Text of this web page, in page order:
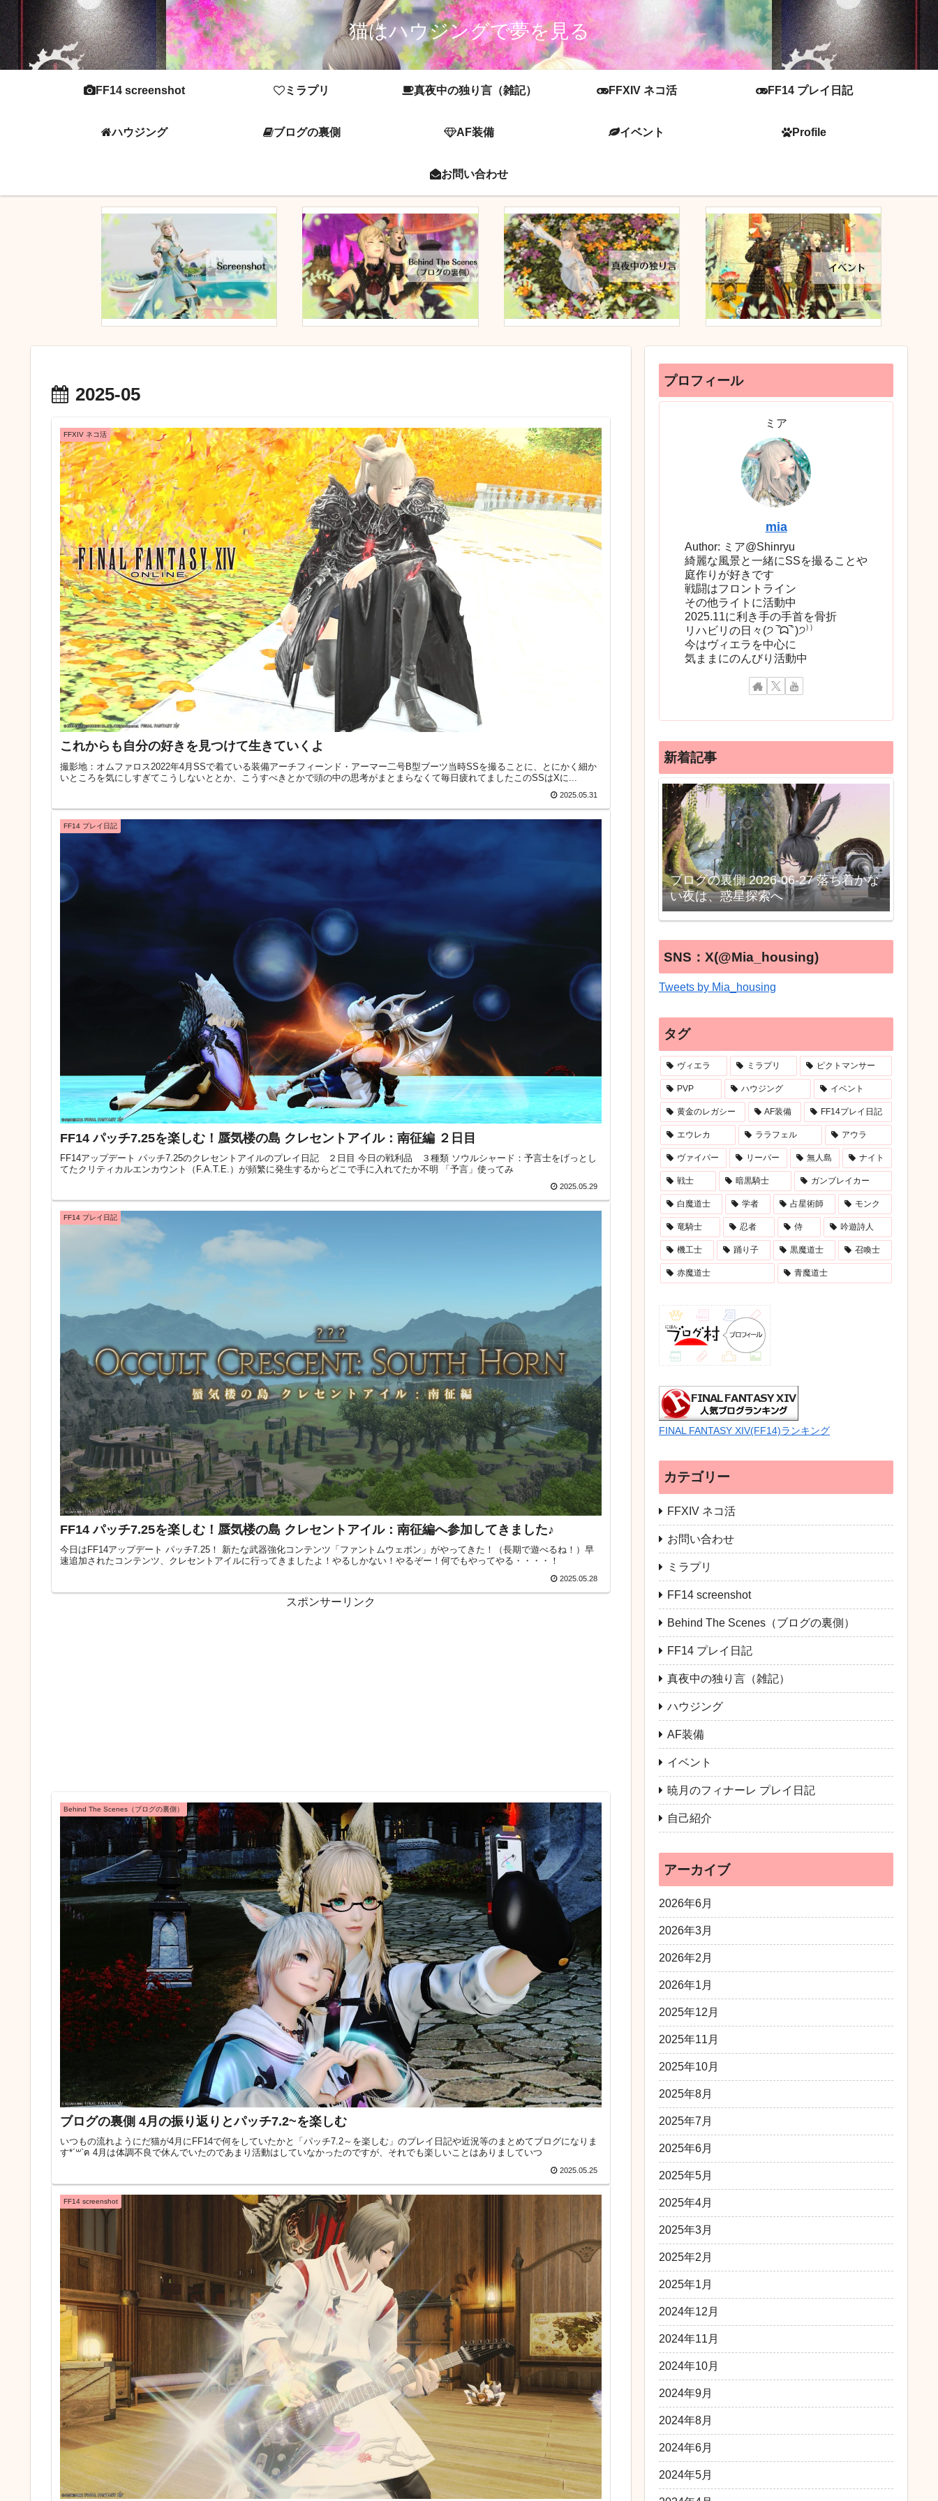
猫はハウジングで夢を見る
FF14 screenshot ミラプリ 真夜中の独り言（雑記） FFXIV ネコ活 FF14 プレイ日記
ハウジング ブログの裏側 AF装備 イベント Profile
お問い合わせ
2025-05
FFXIV ネコ活
これからも自分の好きを見つけて生きていくよ
撮影地：オムファロス2022年4月SSで着ている装備アーチフィーンド・アーマー二号B型ブーツ当時SSを撮ることに、とにかく細か
いところを気にしすぎてこうしないととか、こうすべきとかで頭の中の思考がまとまらなくて毎日疲れてましたこのSSはXに...
2025.05.31
FF14 プレイ日記
FF14 パッチ7.25を楽しむ！蜃気楼の島 クレセントアイル：南征編 ２日目
FF14アップデート パッチ7.25のクレセントアイルのプレイ日記 ２日目 今日の戦利品 ３種類 ソウルシャード：予言士をげっとし
てたクリティカルエンカウント（F.A.T.E.）が頻繁に発生するからどこで手に入れてたか不明 「予言」使ってみ
2025.05.29
FF14 プレイ日記
FF14 パッチ7.25を楽しむ！蜃気楼の島 クレセントアイル：南征編へ参加してきました♪
今日はFF14アップデート パッチ7.25！ 新たな武器強化コンテンツ「ファントムウェポン」がやってきた！（長期で遊べるね！）早
速追加されたコンテンツ、クレセントアイルに行ってきましたよ！やるしかない！やるぞー！何でもやってやる・・・・！
2025.05.28
スポンサーリンク
Behind The Scenes（ブログの裏側）
ブログの裏側 4月の振り返りとパッチ7.2~を楽しむ
いつもの流れようにだ猫が4月にFF14で何をしていたかと「パッチ7.2～を楽しむ」のプレイ日記や近況等のまとめてブログになりま
す*´꒳`ฅ 4月は体調不良で休んでいたのであまり活動はしていなかったのですが、それでも楽しいことはありましていつ
2025.05.25
FF14 screenshot
プロフィール
ミア
mia
Author: ミア@Shinryu
綺麗な風景と一緒にSSを撮ることや
庭作りが好きです
戦闘はフロントライン
その他ライトに活動中
2025.11に利き手の手首を骨折
リハビリの日々(੭ ‾᷄ᗣ‾᷅ )੭⁾⁾
今はヴィエラを中心に
気ままにのんびり活動中
新着記事
ブログの裏側 2026-06-27 落ち着かな
い夜は、惑星探索へ
SNS：X(@Mia_housing)
Tweets by Mia_housing
タグ
ヴィエラ ミラプリ ピクトマンサー
PVP ハウジング イベント
黄金のレガシー AF装備 FF14プレイ日記
エウレカ ララフェル アウラ
ヴァイパー リーパー 無人島 ナイト
戦士 暗黒騎士 ガンブレイカー
白魔道士 学者 占星術師 モンク
竜騎士 忍者 侍 吟遊詩人
機工士 踊り子 黒魔道士 召喚士
赤魔道士 青魔道士
FINAL FANTASY XIV(FF14)ランキング
カテゴリー
FFXIV ネコ活
お問い合わせ
ミラプリ
FF14 screenshot
Behind The Scenes（ブログの裏側）
FF14 プレイ日記
真夜中の独り言（雑記）
ハウジング
AF装備
イベント
暁月のフィナーレ プレイ日記
自己紹介
アーカイブ
2026年6月
2026年3月
2026年2月
2026年1月
2025年12月
2025年11月
2025年10月
2025年8月
2025年7月
2025年6月
2025年5月
2025年4月
2025年3月
2025年2月
2025年1月
2024年12月
2024年11月
2024年10月
2024年9月
2024年8月
2024年6月
2024年5月